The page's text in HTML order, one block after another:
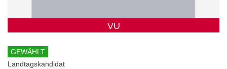
VU
GEWÄHLT
Landtagskandidat